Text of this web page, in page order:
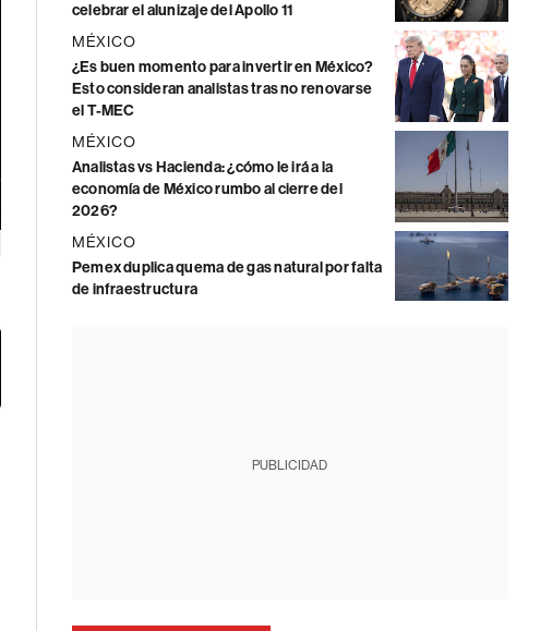
celebrar el alunizaje del Apollo 11
MÉXICO
¿Es buen momento para invertir en México?
Esto consideran analistas tras no renovarse
el T-MEC
MÉXICO
Analistas vs Hacienda: ¿cómo le irá a la
economía de México rumbo al cierre del
2026?
MÉXICO
Pemex duplica quema de gas natural por falta
de infraestructura
PUBLICIDAD